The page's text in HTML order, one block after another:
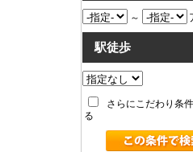
～
駅徒歩
さらにこだわり条
る